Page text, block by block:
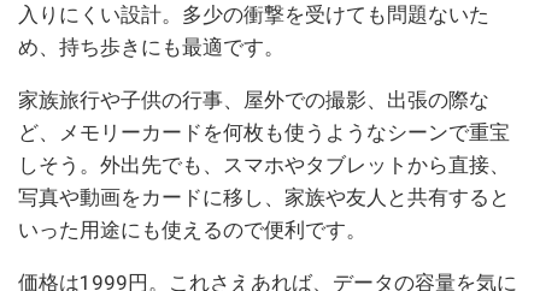
入りにくい設計。多少の衝撃を受けても問題ないた
め、持ち歩きにも最適です。
家族旅行や子供の行事、屋外での撮影、出張の際な
ど、メモリーカードを何枚も使うようなシーンで重宝
しそう。外出先でも、スマホやタブレットから直接、
写真や動画をカードに移し、家族や友人と共有すると
いった用途にも使えるので便利です。
価格は1999円。これさえあれば、データの容量を気に